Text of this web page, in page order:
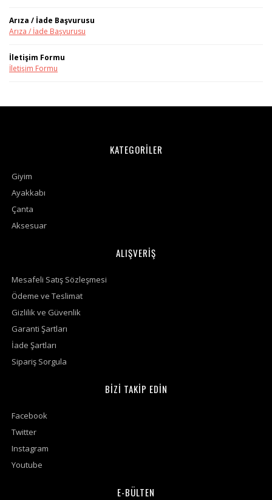
Arıza / İade Başvurusu
Arıza / İade Başvurusu
İletişim Formu
İletişim Formu
KATEGORİLER
Giyim
Ayakkabı
Çanta
Aksesuar
ALIŞVERİŞ
Mesafeli Satış Sözleşmesi
Ödeme ve Teslimat
Gizlilik ve Güvenlik
Garanti Şartları
İade Şartları
Sipariş Sorgula
BİZİ TAKİP EDİN
Facebook
Twitter
Instagram
Youtube
E-BÜLTEN